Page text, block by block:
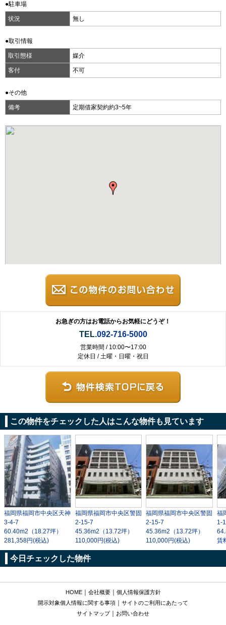
●駐車場
状況 無し
●取引情報
取引態様 媒介
客付 不可
●その他
備考 定期借家契約約3~5年
お急ぎの方はお電話からお気軽にどうぞ！
TEL.092-716-5000
営業時間 / 10:00〜17:00
定休日 / 土曜・日曜・祝日
この物件をチェックした人はこんな物件も見ています
福岡県福岡市中央区天神
3-4-7
60.40m2 （18.27坪）
281,358円(税込)
福岡県福岡市中央区警固
2-15-7
45.36m2 （13.72坪）
110,000円(税込)
福岡県福岡市中央区警固
2-15-7
45.36m2 （13.72坪）
110,000円(税込)
福
1-
賃
今日チェックした物件
HOME｜ 会社概要｜
個人情報保護方針
開示対象個人情報に関する事項
サイトのご利用にあたって
サイトマップ｜ お問い合わせ